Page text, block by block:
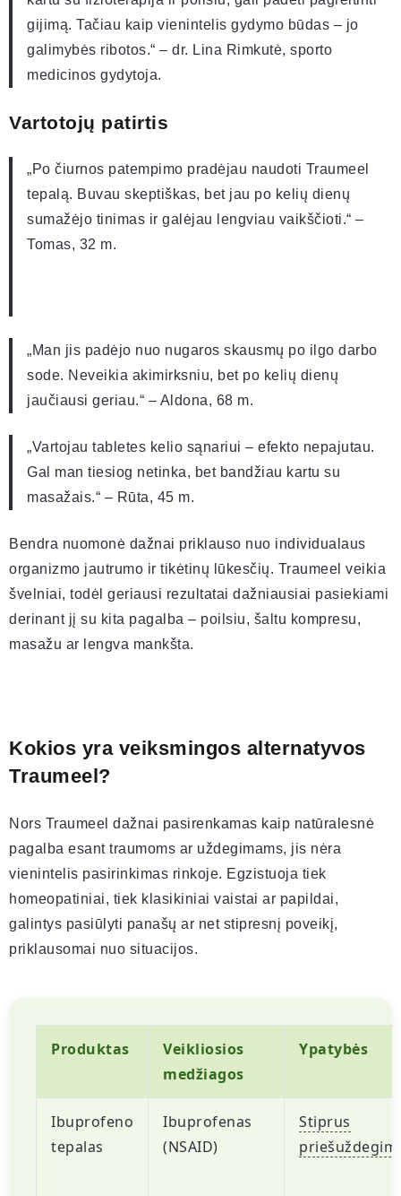
gijimą. Tačiau kaip vienintelis gydymo būdas – jo
galimybės ribotos.“ – dr. Lina Rimkutė, sporto
medicinos gydytoja.
Vartotojų patirtis
„Po čiurnos patempimo pradėjau naudoti Traumeel
tepalą. Buvau skeptiškas, bet jau po kelių dienų
sumažėjo tinimas ir galėjau lengviau vaikščioti.“ –
Tomas, 32 m.
„Man jis padėjo nuo nugaros skausmų po ilgo darbo
sode. Neveikia akimirksniu, bet po kelių dienų
jaučiausi geriau.“ – Aldona, 68 m.
„Vartojau tabletes kelio sąnariui – efekto nepajutau.
Gal man tiesiog netinka, bet bandžiau kartu su
masažais.“ – Rūta, 45 m.
Bendra nuomonė dažnai priklauso nuo individualaus
organizmo jautrumo ir tikėtinų lūkesčių. Traumeel veikia
švelniai, todėl geriausi rezultatai dažniausiai pasiekiami
derinant jį su kita pagalba – poilsiu, šaltu kompresu,
masažu ar lengva mankšta.
Kokios yra veiksmingos alternatyvos
Traumeel?
Nors Traumeel dažnai pasirenkamas kaip natūralesnė
pagalba esant traumoms ar uždegimams, jis nėra
vienintelis pasirinkimas rinkoje. Egzistuoja tiek
homeopatiniai, tiek klasikiniai vaistai ar papildai,
galintys pasiūlyti panašų ar net stipresnį poveikį,
priklausomai nuo situacijos.
Produktas
Veikliosios
medžiagos
Ypatybės
Ibuprofeno
tepalas
Ibuprofenas
(NSAID)
Stiprus